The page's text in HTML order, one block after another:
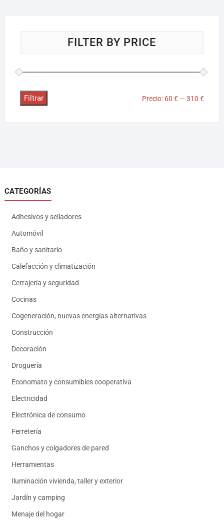
FILTER BY PRICE
Filtrar Precio: 60 € —310 €
CATEGORÍAS
Adhesivos y selladores
Automóvil
Baño y sanitario
Calefacción y climatización
Cerrajería y seguridad
Cocinas
Cogeneración, nuevas energías alternativas
Construcción
Decoración
Droguería
Economato y consumibles cooperativa
Electricidad
Electrónica de consumo
Ferretería
Ganchos y colgadores de pared
Herramientas
Iluminación vivienda, taller y exterior
Jardín y camping
Menaje del hogar